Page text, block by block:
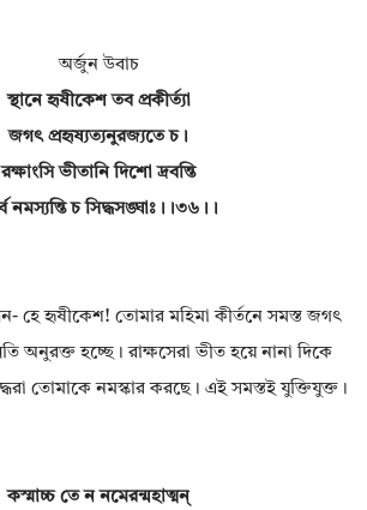
অর্জুন উবাচ
স্থানে হৃষীকেশ তব প্রকীর্ত্যা
জগৎ প্রহৃষ্যত্যনুরজ্যতে চ।
রক্ষাংসি ভীতানি দিশো দ্রবন্তি
নমস্যন্তি চ সিদ্ধসঙ্ঘাঃ।।৩৬।।
হে হৃষীকেশ! তোমার মহিমা কীর্তনে সমস্ত জগৎ
অনুরক্ত হচ্ছে। রাক্ষসেরা ভীত হয়ে নানা দিকে
তোমাকে নমস্কার করছে। এই সমস্তই যুক্তিযুক্ত।
কস্মাচ্চ তে ন নমেরন্মহাত্মন্